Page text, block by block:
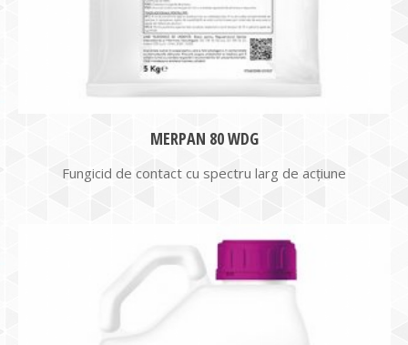
MERPAN 80 WDG
Fungicid de contact cu spectru larg de acţiune